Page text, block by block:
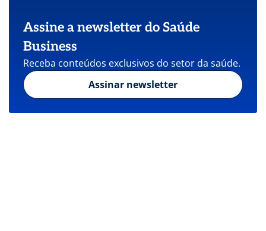
Assine a newsletter do Saúde
Business
Receba conteúdos exclusivos do setor da saúde.
Assinar newsletter